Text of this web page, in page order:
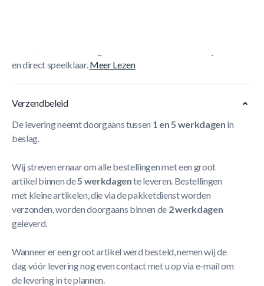
en direct speelklaar.Meer Lezen
Verzendbeleid
De levering neemt doorgaans tussen 1 en 5 werkdagen in
beslag.
Wij streven ernaar om alle bestellingen met een groot
artikel binnen de5 werkdagente leveren. Bestellingen
met kleine artikelen, die via de pakketdienst worden
verzonden, worden doorgaans binnen de 2 werkdagen
geleverd.
Wanneer er een groot artikel werd besteld, nemen wij de
dag vóór levering nog even contact met u op via e-mail om
de levering in te plannen.